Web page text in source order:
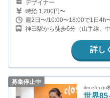
デザイナー
時給 1,200円〜
週2日〜/10:00〜18:00で1日4h
神田駅から徒歩6分（山手線、
詳し
募集停止中
ifm efector
世界85